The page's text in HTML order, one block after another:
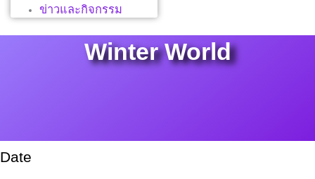
ข่าวและกิจกรรม
Winter World
Date